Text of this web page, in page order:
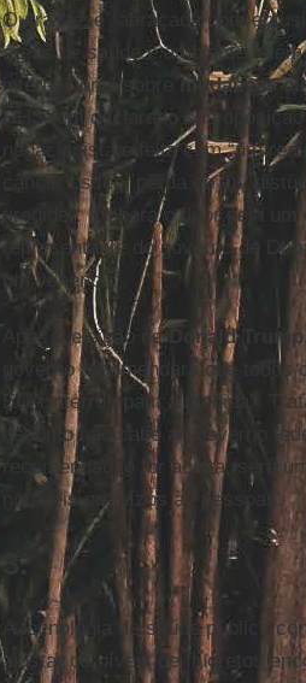
Outra “tese” abraçada com
áreas de saúde e ambiente.
internacional sobre mudanças
HHS tem declarado sua
negacionista é feita com “um
câncer ósseo, perda de QI,
tireoide”. Embora o flúor seja
representante do governo de
um veneno.
Após a eleição de Donald Trump
governo recomendará que
EUA interrompam a medida”.
assunto não cabe ao governo
recomendação for aceita, será
notáveis prejuízos às pessoas.
3.
A tecnologia de saúde pública
ajustar os níveis de fluoretos